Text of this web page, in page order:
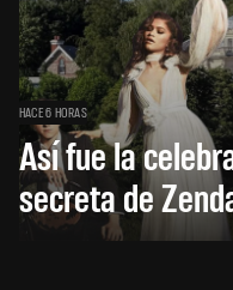
HACE 6 HORAS
Así fue la
secreta de